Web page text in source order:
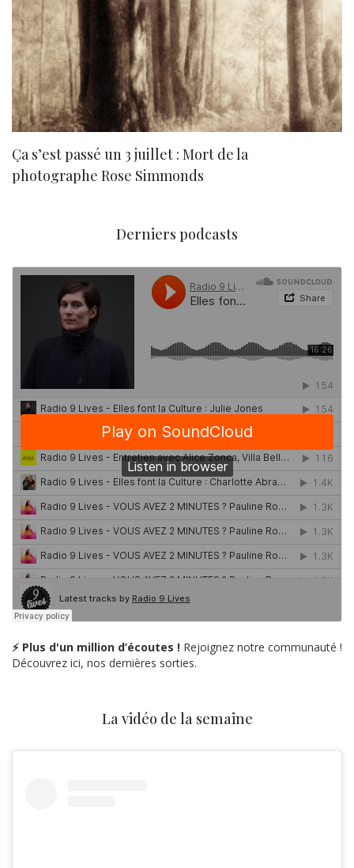
Ça s’est passé un 3 juillet : Mort de la
photographe Rose Simmonds
Derniers podcasts
⚡ Plus d'un million d’écoutes ! Rejoignez notre communauté !
Découvrez ici, nos dernières sorties.
La vidéo de la semaine